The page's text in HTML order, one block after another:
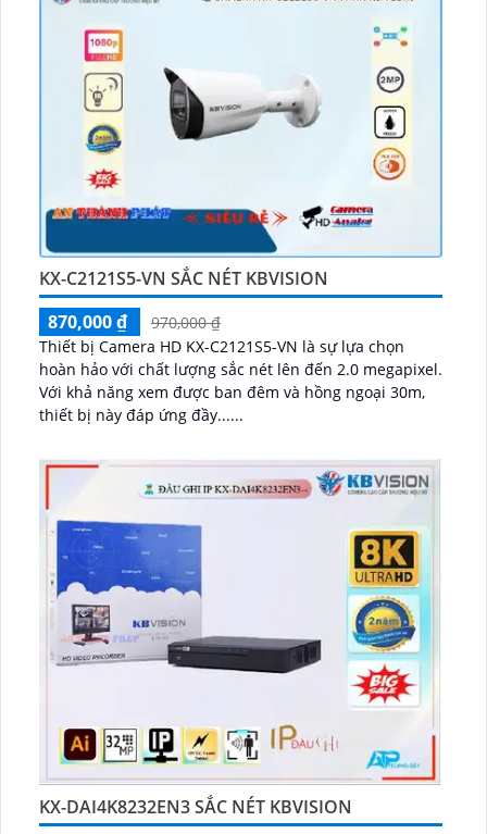
KX-C2121S5-VN SẮC NÉT KBVISION
870,000 ₫
970,000 ₫
Thiết bị Camera HD KX-C2121S5-VN là sự lựa chọn
hoàn hảo với chất lượng sắc nét lên đến 2.0 megapixel.
Với khả năng xem được ban đêm và hồng ngoại 30m,
thiết bị này đáp ứng đầy......
KX-DAI4K8232EN3 SẮC NÉT KBVISION